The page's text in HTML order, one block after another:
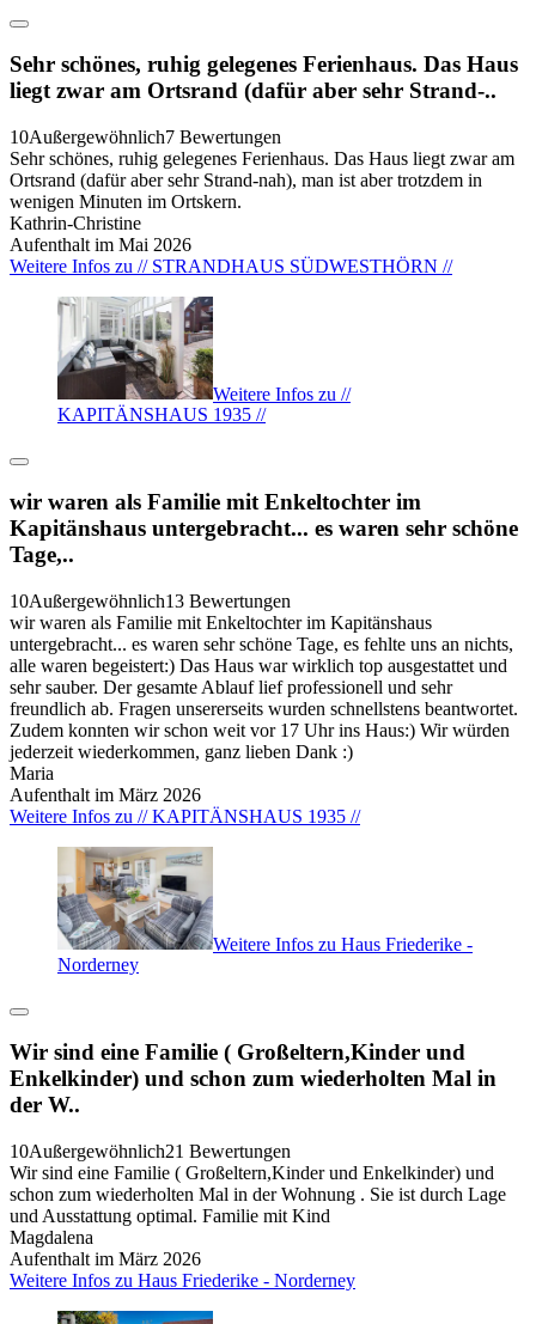
Sehr schönes, ruhig gelegenes Ferienhaus. Das Haus
liegt zwar am Ortsrand (dafür aber sehr Strand-..
10Außergewöhnlich7 Bewertungen
Sehr schönes, ruhig gelegenes Ferienhaus. Das Haus liegt zwar am
Ortsrand (dafür aber sehr Strand-nah), man ist aber trotzdem in
wenigen Minuten im Ortskern.
Kathrin-Christine
Aufenthalt im Mai 2026
Weitere Infos zu // STRANDHAUS SÜDWESTHÖRN //
Weitere Infos zu //
KAPITÄNSHAUS 1935 //
wir waren als Familie mit Enkeltochter im
Kapitänshaus untergebracht... es waren sehr schöne
Tage,..
10Außergewöhnlich13 Bewertungen
wir waren als Familie mit Enkeltochter im Kapitänshaus
untergebracht... es waren sehr schöne Tage, es fehlte uns an nichts,
alle waren begeistert:) Das Haus war wirklich top ausgestattet und
sehr sauber. Der gesamte Ablauf lief professionell und sehr
freundlich ab. Fragen unsererseits wurden schnellstens beantwortet.
Zudem konnten wir schon weit vor 17 Uhr ins Haus:) Wir würden
jederzeit wiederkommen, ganz lieben Dank :)
Maria
Aufenthalt im März 2026
Weitere Infos zu // KAPITÄNSHAUS 1935 //
Weitere Infos zu Haus Friederike -
Norderney
Wir sind eine Familie ( Großeltern,Kinder und
Enkelkinder) und schon zum wiederholten Mal in
der W..
10Außergewöhnlich21 Bewertungen
Wir sind eine Familie ( Großeltern,Kinder und Enkelkinder) und
schon zum wiederholten Mal in der Wohnung . Sie ist durch Lage
und Ausstattung optimal. Familie mit Kind
Magdalena
Aufenthalt im März 2026
Weitere Infos zu Haus Friederike - Norderney